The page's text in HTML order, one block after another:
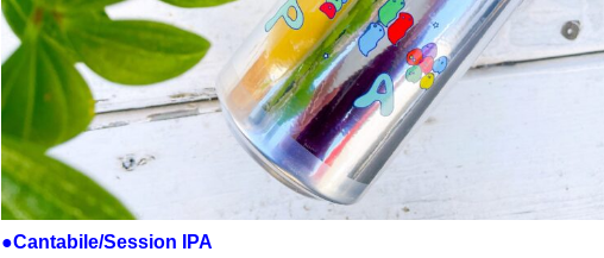
●Cantabile/Session IPA